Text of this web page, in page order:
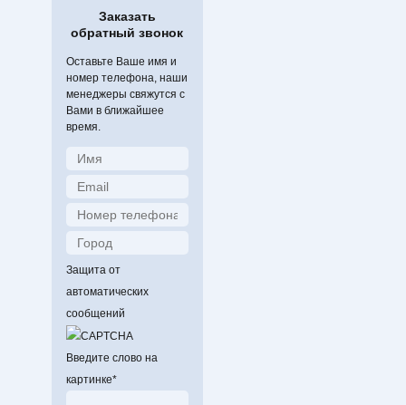
Заказать
обратный звонок
Оставьте Ваше имя и
номер телефона, наши
менеджеры свяжутся с
Вами в ближайшее
время.
Защита от
автоматических
сообщений
Введите слово на
картинке*